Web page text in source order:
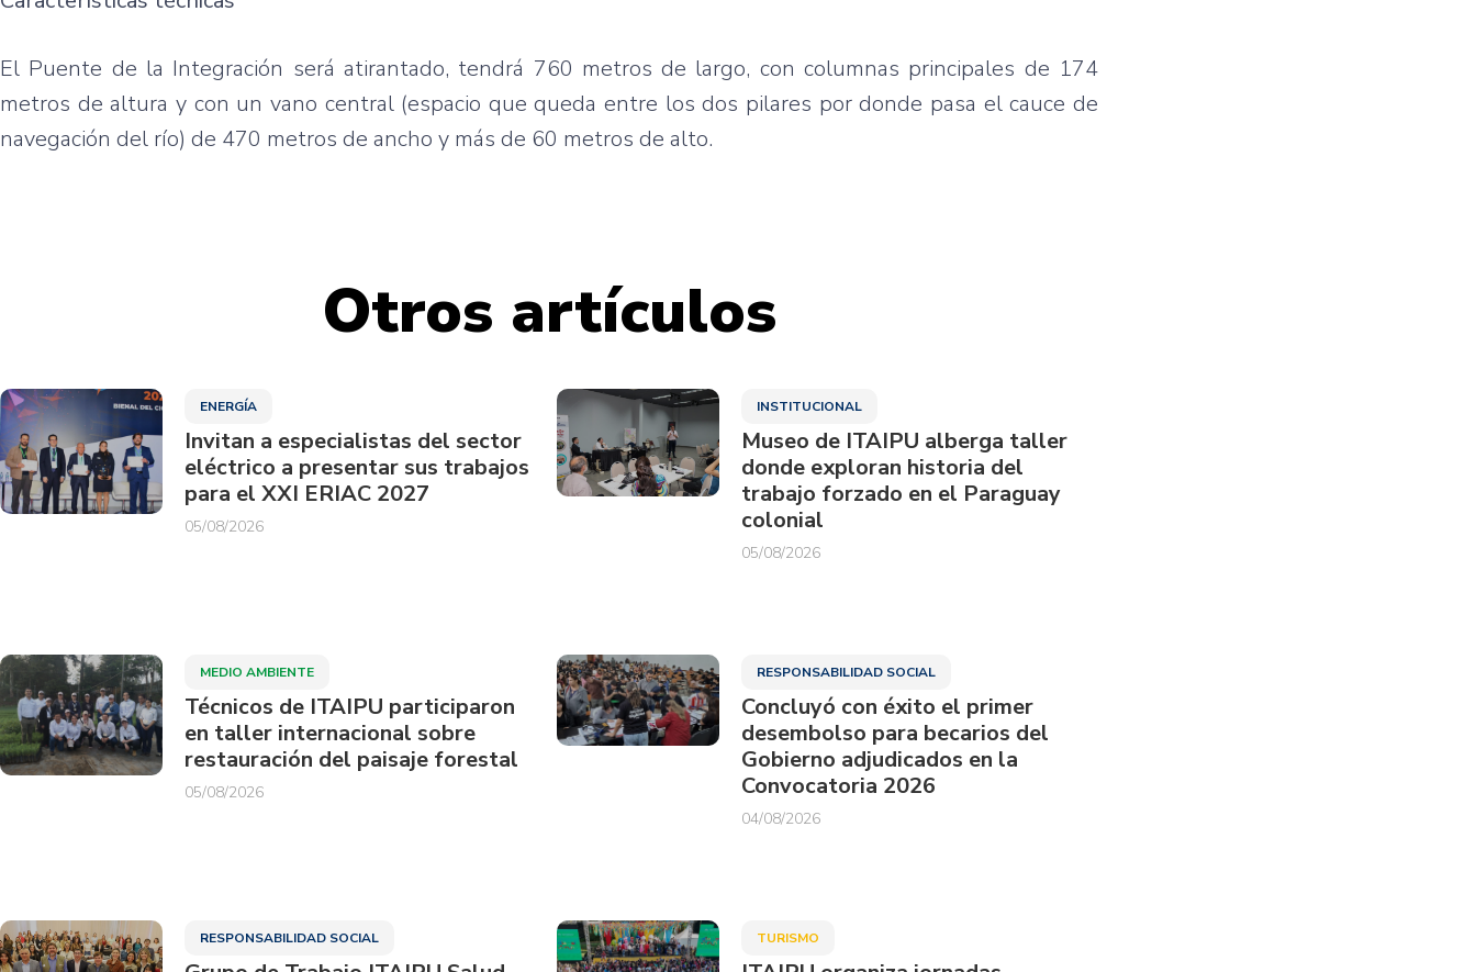
El Puente de la Integración será atirantado, tendrá 760 metros de largo, con columnas principales de 174
metros de altura y con un vano central (espacio que queda entre los dos pilares por donde pasa el cauce de
navegación del río) de 470 metros de ancho y más de 60 metros de alto.
Otros artículos
ENERGÍA
Invitan a especialistas del sector
eléctrico a presentar sus trabajos
para el XXI ERIAC 2027
05/08/2026
INSTITUCIONAL
Museo de ITAIPU alberga taller
donde exploran historia del
trabajo forzado en el Paraguay
colonial
05/08/2026
MEDIO AMBIENTE
Técnicos de ITAIPU participaron
en taller internacional sobre
restauración del paisaje forestal
05/08/2026
RESPONSABILIDAD SOCIAL
Concluyó con éxito el primer
desembolso para becarios del
Gobierno adjudicados en la
Convocatoria 2026
04/08/2026
RESPONSABILIDAD SOCIAL TURISMO